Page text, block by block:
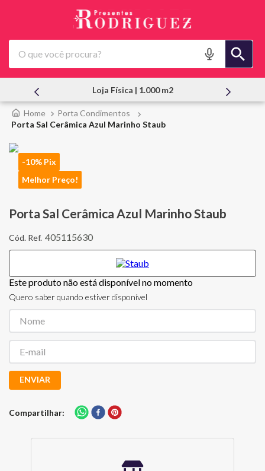
O que você procura?
Atendimento Pessoal
Porta Condimentos
Porta Sal Cerâmica Azul Marinho Staub
-10% Pix
Melhor Preço!
Porta Sal Cerâmica Azul Marinho Staub
405115630
Este produto não está disponível no momento
Quero saber quando estiver disponível
ENVIAR
Compartilhar